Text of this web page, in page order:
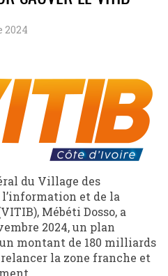
2024
du Village des
et de la
Mébéti Dosso, a
2024, un plan
montant de 180 milliards
la zone franche et